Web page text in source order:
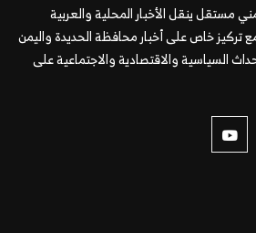
مستقل ينقل الأخبار المحلية والعربية
تركيز خاص على أخبار محافظة الحديدة واليمن
السياسية والاقتصادية والاجتماعية على